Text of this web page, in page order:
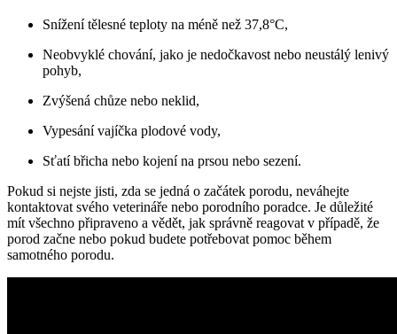
Snížení tělesné teploty na méně než 37,8°C,
Neobvyklé chování, jako je nedočkavost nebo neustálý lenivý
pohyb,
Zvýšená chůze nebo neklid,
Vypesání vajíčka plodové vody,
Sťatí břicha nebo kojení na prsou nebo sezení.
Pokud si nejste jisti, zda se jedná o začátek porodu, neváhejte
kontaktovat svého veterináře nebo porodního poradce. Je důležité
mít všechno připraveno a vědět, jak správně reagovat v případě, že
porod začne nebo pokud budete potřebovat pomoc během
samotného porodu.